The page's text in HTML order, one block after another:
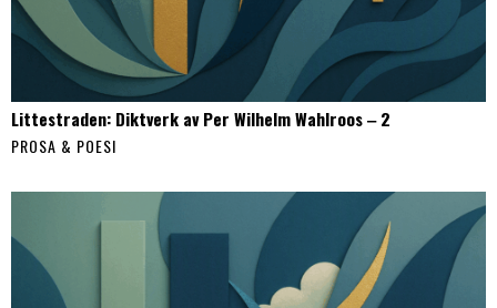
Littestraden: Diktverk av Per Wilhelm Wahlroos ‒ 2
PROSA & POESI